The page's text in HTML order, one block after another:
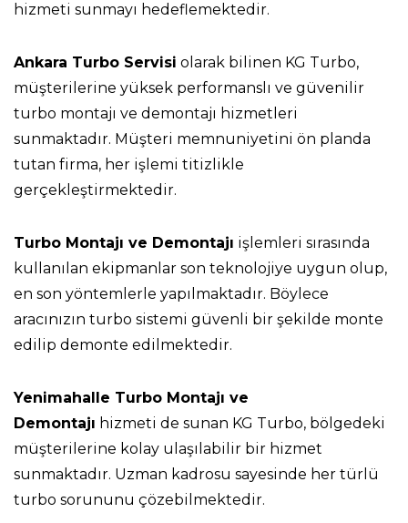
hizmeti sunmayı hedeflemektedir.
Ankara Turbo Servisi olarak bilinen KG Turbo,
müşterilerine yüksek performanslı ve güvenilir
turbo montajı ve demontajı hizmetleri
sunmaktadır. Müşteri memnuniyetini ön planda
tutan firma, her işlemi titizlikle
gerçekleştirmektedir.
Turbo Montajı ve Demontajı işlemleri sırasında
kullanılan ekipmanlar son teknolojiye uygun olup,
en son yöntemlerle yapılmaktadır. Böylece
aracınızın turbo sistemi güvenli bir şekilde monte
edilip demonte edilmektedir.
Yenimahalle Turbo Montajı ve
Demontajı hizmeti de sunan KG Turbo, bölgedeki
müşterilerine kolay ulaşılabilir bir hizmet
sunmaktadır. Uzman kadrosu sayesinde her türlü
turbo sorununu çözebilmektedir.